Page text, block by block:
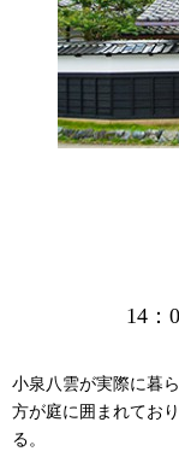
14：
小泉八雲が実際に暮
方が庭に囲まれてお
る。